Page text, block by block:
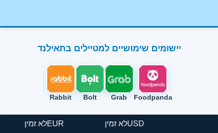
יישומים שימושיים למטיילים בתאילנד
Foodpanda
Grab
Bolt
Rabbit
USDלא זמין EURלא זמין